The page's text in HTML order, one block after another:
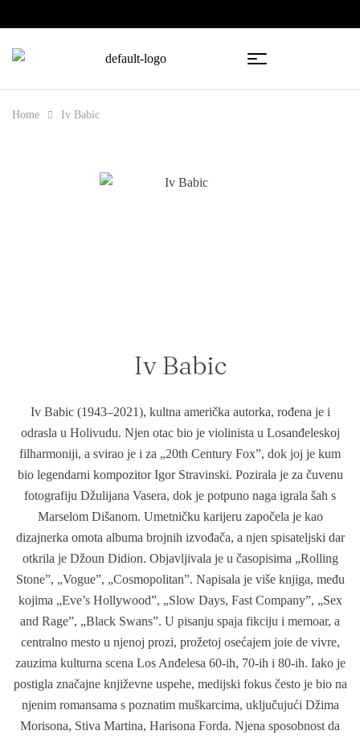
Home Iv Babic
Iv Babic
Iv Babic (1943–2021), kultna američka autorka, rođena je i
odrasla u Holivudu. Njen otac bio je violinista u Losanđeleskoj
filharmoniji, a svirao je i za „20th Century Foxˮ, dok joj je kum
bio legendarni kompozitor Igor Stravinski. Pozirala je za čuvenu
fotografiju Džulijana Vasera, dok je potpuno naga igrala šah s
Marselom Dišanom. Umetničku karijeru započela je kao
dizajnerka omota albuma brojnih izvođača, a njen spisateljski dar
otkrila je Džoun Didion. Objavljivala je u časopisima „Rolling
Stoneˮ, „Vogueˮ, „Cosmopolitanˮ. Napisala je više knjiga, među
kojima „Eve’s Hollywoodˮ, „Slow Days, Fast Companyˮ, „Sex
and Rageˮ, „Black Swansˮ. U pisanju spaja fikciju i memoar, a
centralno mesto u njenoj prozi, prožetoj osećajem joie de vivre,
zauzima kulturna scena Los Anđelesa 60-ih, 70-ih i 80-ih. Iako je
postigla značajne književne uspehe, medijski fokus često je bio na
njenim romansama s poznatim muškarcima, uključujući Džima
Morisona, Stiva Martina, Harisona Forda. Njena sposobnost da